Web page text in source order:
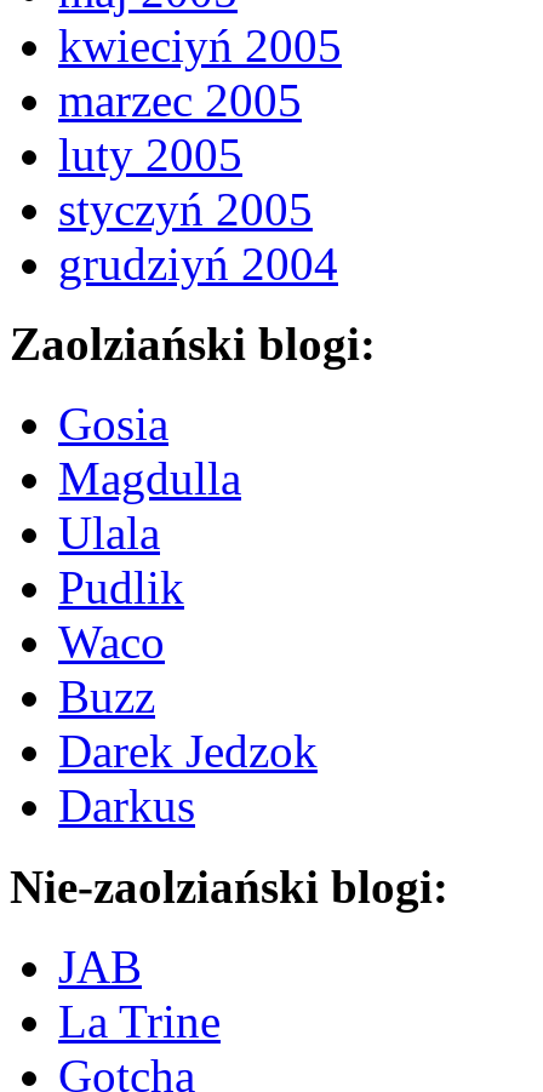
kwieciyń 2005
marzec 2005
luty 2005
styczyń 2005
grudziyń 2004
Zaolziański blogi:
Gosia
Magdulla
Ulala
Pudlik
Waco
Buzz
Darek Jedzok
Darkus
Nie-zaolziański blogi:
JAB
La Trine
Gotcha